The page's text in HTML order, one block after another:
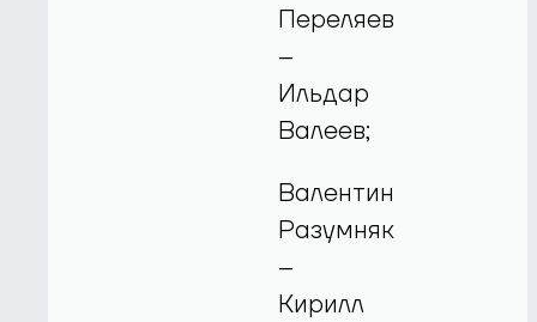
Переляев
–
Ильдар
Валеев;
Валентин
Разумняк
–
Кирилл